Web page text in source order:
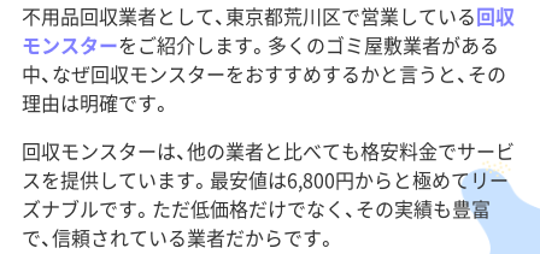
不用品回収業者として、東京都荒川区で営業している回収
モンスターをご紹介します。多くのゴミ屋敷業者がある
中、なぜ回収モンスターをおすすめするかと言うと、その
理由は明確です。
回収モンスターは、他の業者と比べても格安料金でサービ
スを提供しています。最安値は6,800円からと極めてリー
ズナブルです。ただ低価格だけでなく、その実績も豊富
で、信頼されている業者だからです。